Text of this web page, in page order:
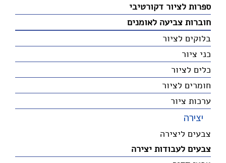
ספרות לציור דקורטיבי
חוברות צביעה לאומנים
בלוקים לציור
כני ציור
כלים לציור
חומרים לציור
ערכות ציור
יצירה
צבעים ליצירה
צבעים לעבודות יצירה